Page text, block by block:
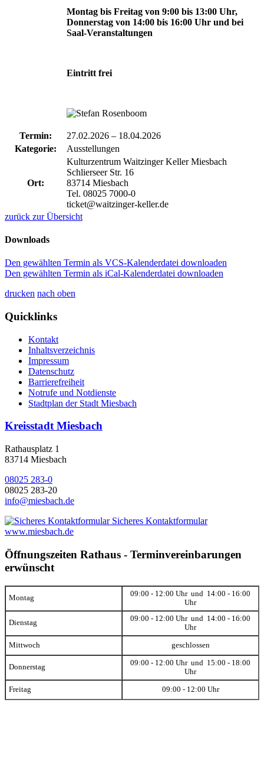
Montag bis Freitag von 9:00 bis 13:00 Uhr,
Donnerstag von 14:00 bis 16:00 Uhr und bei
Saal-Veranstaltungen
Eintritt frei
Termin: 27.02.2026 – 18.04.2026
Kategorie:
Ausstellungen
Ort:
Kulturzentrum Waitzinger Keller Miesbach
Schlierseer Str. 16
83714 Miesbach
Tel. 08025 7000-0
ticket@waitzinger-keller.de
zurück zur Übersicht
Downloads
Den gewählten Termin als VCS-Kalenderdatei downloaden
Den gewählten Termin als iCal-Kalenderdatei downloaden
drucken nach oben
Quicklinks
Kontakt
Inhaltsverzeichnis
Impressum
Datenschutz
Barrierefreiheit
Notrufe und Notdienste
Stadtplan der Stadt Miesbach
Kreisstadt Miesbach
Rathausplatz 1
83714 Miesbach
08025 283-0
08025 283-20
info@miesbach.de
Sicheres Kontaktformular
www.miesbach.de
Öffnungszeiten Rathaus - Terminvereinbarungen
erwünscht
Montag
09:00 - 12:00 Uhr und 14:00 - 16:00
Uhr
Dienstag
09:00 - 12:00 Uhr und 14:00 - 16:00
Uhr
Mittwoch geschlossen
Donnerstag
09:00 - 12:00 Uhr und 15:00 - 18:00
Uhr
Freitag 09:00 - 12:00 Uhr